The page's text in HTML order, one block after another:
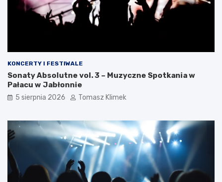
KONCERTY I FESTIWALE
Sonaty Absolutne vol. 3 – Muzyczne Spotkania w
Pałacu w Jabłonnie
5 sierpnia 2026 Tomasz Klimek